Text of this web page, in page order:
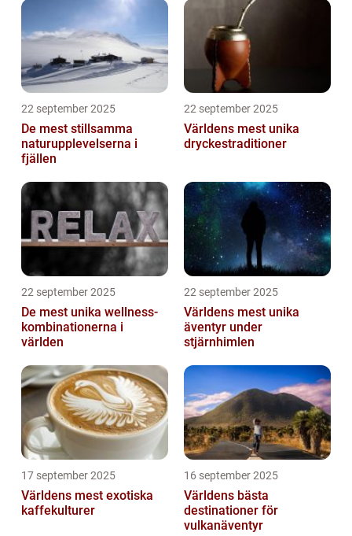
22 september 2025
De mest stillsamma
naturupplevelserna i
fjällen
22 september 2025
Världens mest unika
dryckestraditioner
22 september 2025
De mest unika wellness-
kombinationerna i
världen
22 september 2025
Världens mest unika
äventyr under
stjärnhimlen
17 september 2025
Världens mest exotiska
kaffekulturer
16 september 2025
Världens bästa
destinationer för
vulkanäventyr